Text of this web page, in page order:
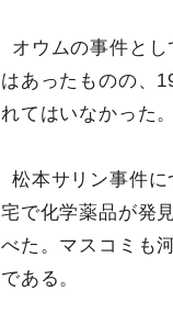
オウムの事件と
はあったものの、
れてはいなかった
松本サリン事件
宅で化学薬品が発
べた。マスコミも
である。